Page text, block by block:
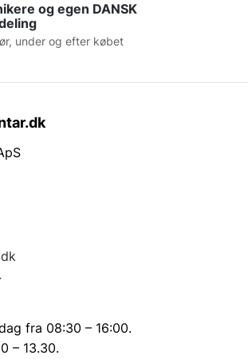
og egen DANSK
under og efter købet
fra 08:30 – 16:00.
– 13.30.